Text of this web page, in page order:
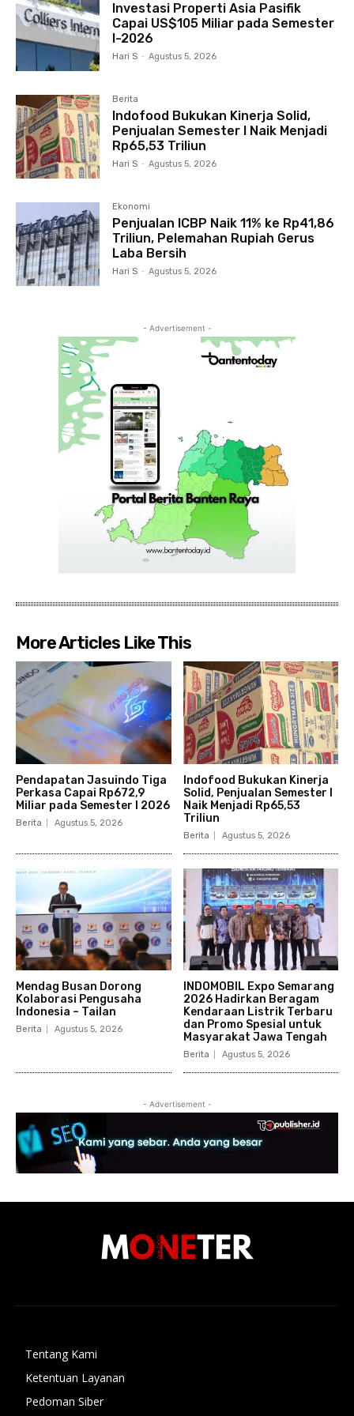
Investasi Properti Asia Pasifik
Capai US$105 Miliar pada Semester
I-2026
Hari S - Agustus 5, 2026
Berita
Indofood Bukukan Kinerja Solid,
Penjualan Semester I Naik Menjadi
Rp65,53 Triliun
Hari S - Agustus 5, 2026
Ekonomi
Penjualan ICBP Naik 11% ke Rp41,86
Triliun, Pelemahan Rupiah Gerus
Laba Bersih
Hari S - Agustus 5, 2026
- Advertisement -
More Articles Like This
Pendapatan Jasuindo Tiga
Perkasa Capai Rp672,9
Miliar pada Semester I 2026
Berita Agustus 5, 2026
Indofood Bukukan Kinerja
Solid, Penjualan Semester I
Naik Menjadi Rp65,53
Triliun
Berita Agustus 5, 2026
Mendag Busan Dorong
Kolaborasi Pengusaha
Indonesia – Tailan
Berita Agustus 5, 2026
INDOMOBIL Expo Semarang
2026 Hadirkan Beragam
Kendaraan Listrik Terbaru
dan Promo Spesial untuk
Masyarakat Jawa Tengah
Berita Agustus 5, 2026
- Advertisement -
Tentang Kami
Ketentuan Layanan
Pedoman Siber